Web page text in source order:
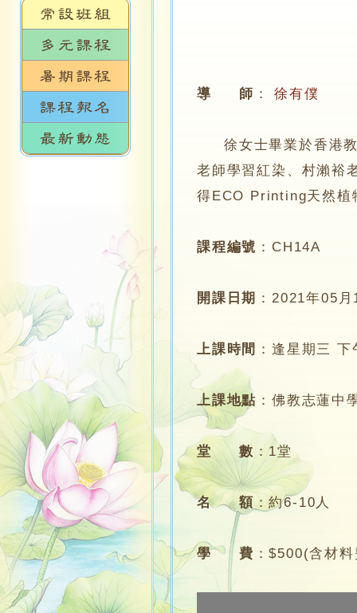
導 師 ： 徐有僕
徐女士畢業於香港教
老師學習紅染、村瀨裕
得ECO Printing天然植
課程編號 ： CH14A
開課日期 ：2021年05月
上課時間 ：逢星期三
上課地點 ：佛教志蓮中
堂 數 ： 1堂
名 額 ：約6-10人
學 費 ：$500(含材